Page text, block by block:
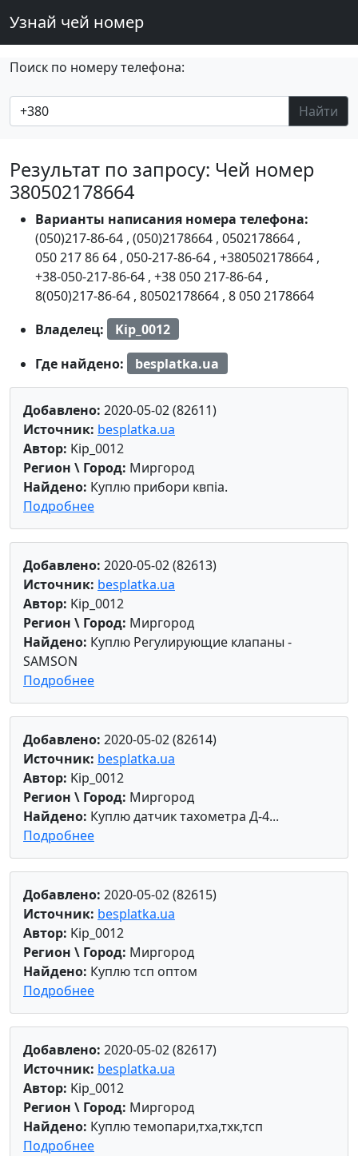
Узнай чей номер
Поиск по номеру телефона:
Найти
Результат по запросу: Чей номер
380502178664
Варианты написания номера телефона:
(050)217-86-64 , (050)2178664 , 0502178664 ,
050 217 86 64 , 050-217-86-64 , +380502178664 ,
+38-050-217-86-64 , +38 050 217-86-64 ,
8(050)217-86-64 , 80502178664 , 8 050 2178664
Владелец:
Kip_0012
Где найдено:
besplatka.ua
Добавлено: 2020-05-02 (82611)
Источник: besplatka.ua
Автор: Kip_0012
Регион \ Город: Миргород
Найдено: Куплю прибори квпіа.
Подробнее
Добавлено: 2020-05-02 (82613)
Источник: besplatka.ua
Автор: Kip_0012
Регион \ Город: Миргород
Найдено: Куплю Регулирующие клапаны -
SAMSON
Подробнее
Добавлено: 2020-05-02 (82614)
Источник: besplatka.ua
Автор: Kip_0012
Регион \ Город: Миргород
Найдено: Куплю датчик тахометра Д-4...
Подробнее
Добавлено: 2020-05-02 (82615)
Источник: besplatka.ua
Автор: Kip_0012
Регион \ Город: Миргород
Найдено: Куплю тсп оптом
Подробнее
Добавлено: 2020-05-02 (82617)
Источник: besplatka.ua
Автор: Kip_0012
Регион \ Город: Миргород
Найдено: Куплю темопари,тха,тхк,тсп
Подробнее